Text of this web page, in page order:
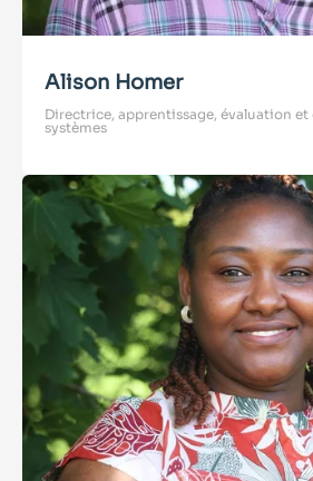
Alison Homer
Directrice, apprentissage, évaluation
systèmes